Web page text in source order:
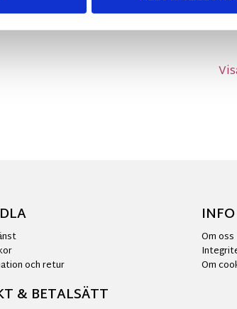
och retur
& BETALSÄTT
INFO
Om oss
Om